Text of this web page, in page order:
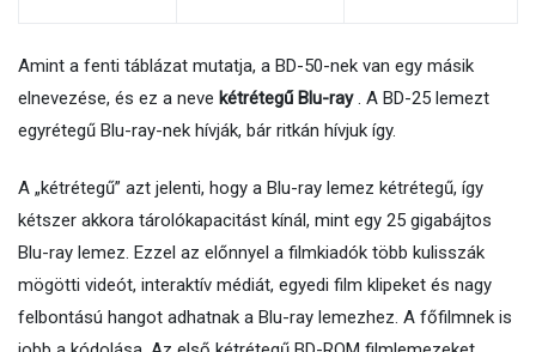
Amint a fenti táblázat mutatja, a BD-50-nek van egy másik
elnevezése, és ez a neve kétrétegű Blu-ray. A BD-25 lemezt
egyrétegű Blu-ray-nek hívják, bár ritkán hívjuk így.
A „kétrétegű” azt jelenti, hogy a Blu-ray lemez kétrétegű, így
kétszer akkora tárolókapacitást kínál, mint egy 25 gigabájtos
Blu-ray lemez. Ezzel az előnnyel a filmkiadók több kulisszák
mögötti videót, interaktív médiát, egyedi film klipeket és nagy
felbontású hangot adhatnak a Blu-ray lemezhez. A főfilmnek is